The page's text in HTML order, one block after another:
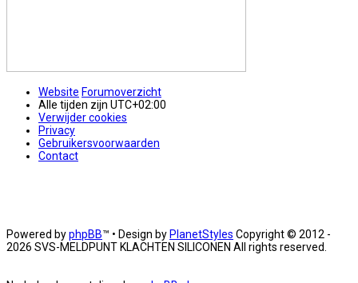
Website Forumoverzicht
Alle tijden zijn UTC+02:00
Verwijder cookies
Privacy
Gebruikersvoorwaarden
Contact
Powered byphpBB™ • Design by PlanetStyles Copyright © 2012 -
2026 SVS-MELDPUNT KLACHTEN SILICONEN All rights reserved.